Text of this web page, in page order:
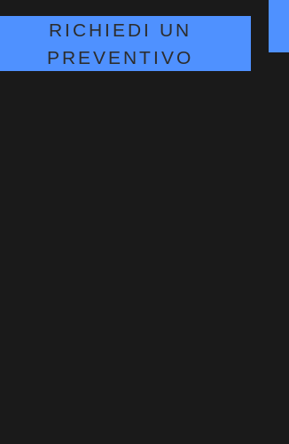
RICHIEDI UN
PREVENTIVO